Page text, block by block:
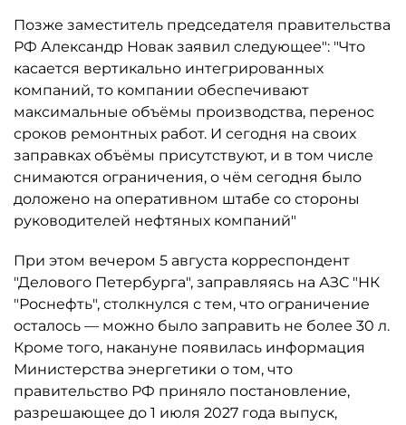
Позже заместитель председателя правительства
РФ Александр Новак заявил следующее": "Что
касается вертикально интегрированных
компаний, то компании обеспечивают
максимальные объёмы производства, перенос
сроков ремонтных работ. И сегодня на своих
заправках объёмы присутствуют, и в том числе
снимаются ограничения, о чём сегодня было
доложено на оперативном штабе со стороны
руководителей нефтяных компаний"
При этом вечером 5 августа корреспондент
"Делового Петербурга", заправляясь на АЗС "НК
"Роснефть", столкнулся с тем, что ограничение
осталось ­— можно было заправить не более 30 л.
Кроме того, накануне появилась информация
Министерства энергетики о том, что
правительство РФ приняло постановление,
разрешающее до 1 июля 2027 года выпуск,